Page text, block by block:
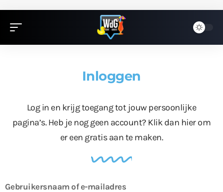
Inloggen
Log in en krijg toegang tot jouw persoonlijke
pagina’s. Heb je nog geen account? Klik dan hierom
er een gratis aan te maken.
Gebruikersnaam of e-mailadres